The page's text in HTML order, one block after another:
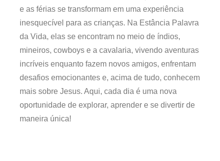
e as férias se transformam em uma experiência
inesquecível para as crianças. Na Estância Palavra
da Vida, elas se encontram no meio de índios,
mineiros, cowboys e a cavalaria, vivendo aventuras
incríveis enquanto fazem novos amigos, enfrentam
desafios emocionantes e, acima de tudo, conhecem
mais sobre Jesus. Aqui, cada dia é uma nova
oportunidade de explorar, aprender e se divertir de
maneira única!